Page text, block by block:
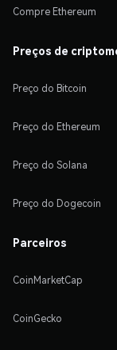
Compre Ethereum
Preços de
Preço do Bitcoin
Preço do Ethereum
Preço do Solana
Preço do Dogecoin
Parceiros
CoinMarketCap
CoinGecko